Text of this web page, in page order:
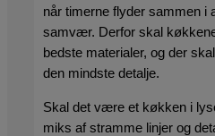
når timerne flyder sammen i
samvær. Derfor skal
bedste materialer, og der
den mindste detalje.
Skal det være et køkken i
miks af stramme linjer og